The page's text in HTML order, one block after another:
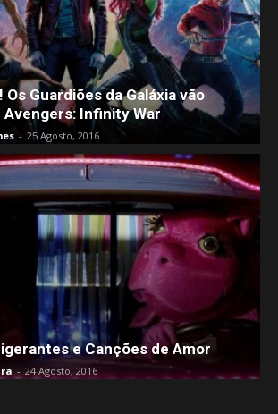
Guardiões da Galáxia vão
Infinity War
- 25 Agosto, 2016
e Canções de Amor
- 24 Agosto, 2016